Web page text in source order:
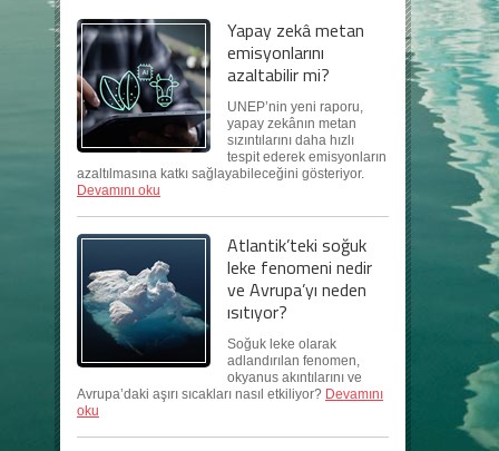
Yapay zekâ metan
emisyonlarını
azaltabilir mi?
UNEP’nin yeni raporu,
yapay zekânın metan
sızıntılarını daha hızlı
tespit ederek emisyonların
azaltılmasına katkı sağlayabileceğini gösteriyor.
Devamını oku
Atlantik’teki soğuk
leke fenomeni nedir
ve Avrupa’yı neden
ısıtıyor?
Soğuk leke olarak
adlandırılan fenomen,
okyanus akıntılarını ve
Avrupa’daki aşırı sıcakları nasıl etkiliyor? Devamını
oku